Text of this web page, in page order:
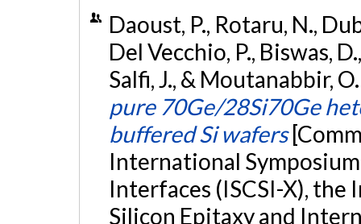
Daoust, P., Rotaru, N.,
Del Vecchio, P., Biswas,
Salfi, J., & Moutanabbir,
pure 70Ge/28Si70Ge
buffered Si wafers
International
Interfaces (ISCSI-X),
Silicon Epitaxy and